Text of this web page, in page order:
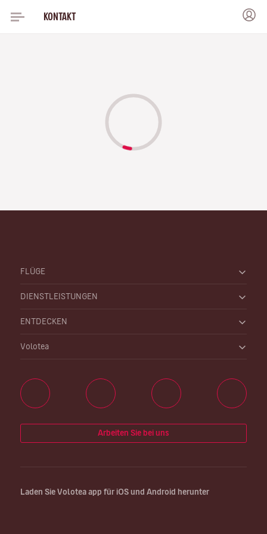
KONTAKT
FLÜGE
DIENSTLEISTUNGEN
ENTDECKEN
Volotea
Arbeiten Sie bei uns
Laden Sie Volotea app für iOS und Android herunter